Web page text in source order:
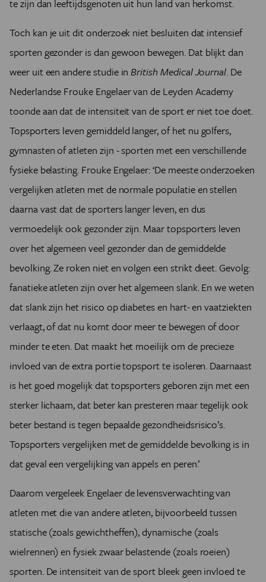
te zijn dan leeftijdsgenoten uit hun land van herkomst.
Toch kan je uit dit onderzoek niet besluiten dat intensief
sporten gezonder is dan gewoon bewegen. Dat blijkt dan
weer uit een andere studie inBritish Medical Journal. De
Nederlandse Frouke Engelaer van de Leyden Academy
toonde aan dat de intensiteit van de sport er niet toe doet.
Topsporters leven gemiddeld langer, of het nu golfers,
gymnasten of atleten zijn - sporten met een verschillende
fysieke belasting. Frouke Engelaer: ‘De meeste onderzoeken
vergelijken atleten met de normale populatie en stellen
daarna vast dat de sporters langer leven, en dus
vermoedelijk ook gezonder zijn. Maar topsporters leven
over het algemeen veel gezonder dan de gemiddelde
bevolking. Ze roken niet en volgen een strikt dieet. Gevolg:
fanatieke atleten zijn over het algemeen slank. En we weten
dat slank zijn het risico op diabetes en hart- en vaatziekten
verlaagt, of dat nu komt door meer te bewegen of door
minder te eten. Dat maakt het moeilijk om de precieze
invloed van de extra portie topsport te isoleren. Daarnaast
is het goed mogelijk dat topsporters geboren zijn met een
sterker lichaam, dat beter kan presteren maar tegelijk ook
beter bestand is tegen bepaalde gezondheidsrisico’s.
Topsporters vergelijken met de gemiddelde bevolking is in
dat geval een vergelijking van appels en peren.’
Daarom vergeleek Engelaer de levensverwachting van
atleten met die van andere atleten, bijvoorbeeld tussen
statische (zoals gewichtheffen), dynamische (zoals
wielrennen) en fysiek zwaar belastende (zoals roeien)
sporten. De intensiteit van de sport bleek geen invloed te